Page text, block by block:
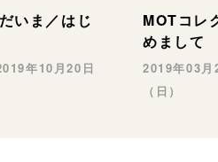
いま／はじ
年10月20日
MOTコレ
めまして
2019年03
（日）